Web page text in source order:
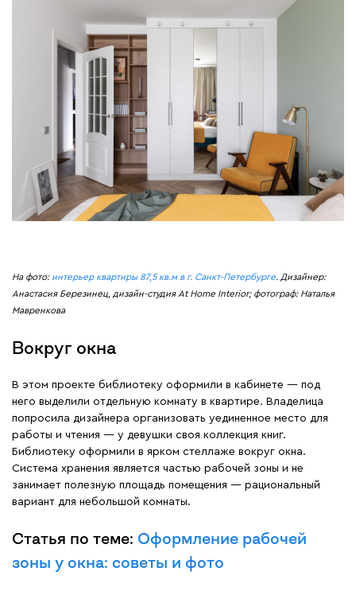
На фото: интерьер квартиры 87,5 кв.м в г. Санкт-Петербурге. Дизайнер:
Анастасия Березинец, дизайн-студия At Home Interior; фотограф: Наталья
Мавренкова
Вокруг окна
В этом проекте библиотеку оформили в кабинете — под
него выделили отдельную комнату в квартире. Владелица
попросила дизайнера организовать уединенное место для
работы и чтения — у девушки своя коллекция книг.
Библиотеку оформили в ярком стеллаже вокруг окна.
Система хранения является частью рабочей зоны и не
занимает полезную площадь помещения — рациональный
вариант для небольшой комнаты.
Статья по теме: Оформление рабочей
зоны у окна: советы и фото